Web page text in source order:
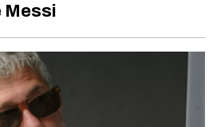
Messi